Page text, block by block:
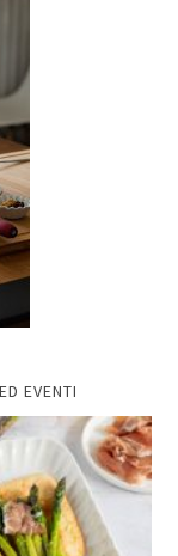
EVENTI